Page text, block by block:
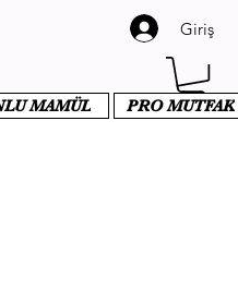
Giriş
MAMÜL PRO MUTFAK